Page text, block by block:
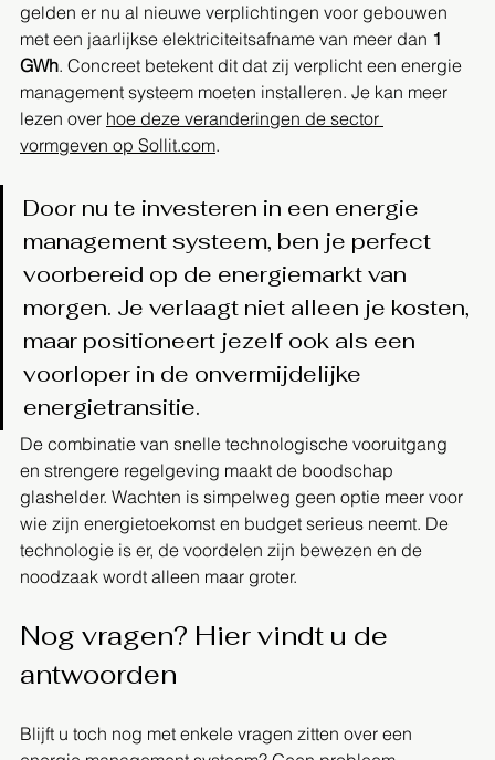
gelden er nu al nieuwe verplichtingen voor gebouwen
met een jaarlijkse elektriciteitsafname van meer dan 1
GWh. Concreet betekent dit dat zij verplicht een energie
management systeem moeten installeren. Je kan meer
lezen over hoe deze veranderingen de sector
vormgeven op Sollit.com.
Door nu te investeren in een energie
management systeem, ben je perfect
voorbereid op de energiemarkt van
morgen. Je verlaagt niet alleen je kosten,
maar positioneert jezelf ook als een
voorloper in de onvermijdelijke
energietransitie.
De combinatie van snelle technologische vooruitgang
en strengere regelgeving maakt de boodschap
glashelder. Wachten is simpelweg geen optie meer voor
wie zijn energietoekomst en budget serieus neemt. De
technologie is er, de voordelen zijn bewezen en de
noodzaak wordt alleen maar groter.
Nog vragen? Hier vindt u de
antwoorden
Blijft u toch nog met enkele vragen zitten over een